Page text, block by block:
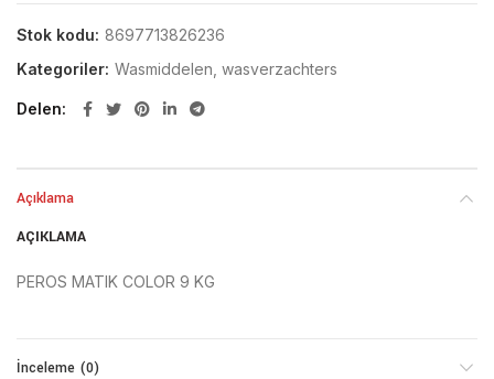
Stok kodu: 8697713826236
Kategoriler: Wasmiddelen, wasverzachters
Delen
Açıklama
AÇIKLAMA
PEROS MATIK COLOR 9 KG
İnceleme (0)